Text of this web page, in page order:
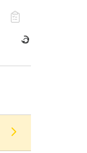
warten...